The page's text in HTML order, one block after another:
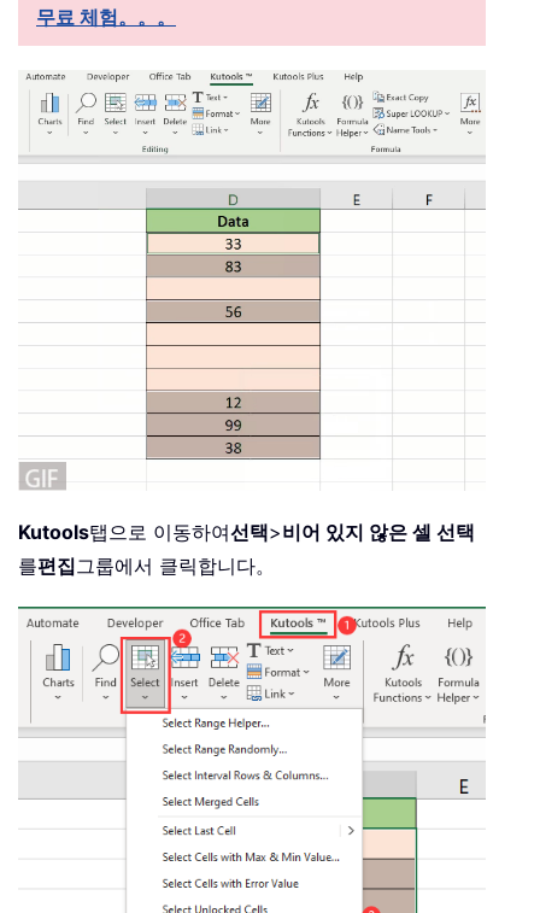
무료 체험。。。
Kutools탭으로 이동하여선택>비어 있지 않은 셀 선택
를편집그룹에서 클릭합니다。